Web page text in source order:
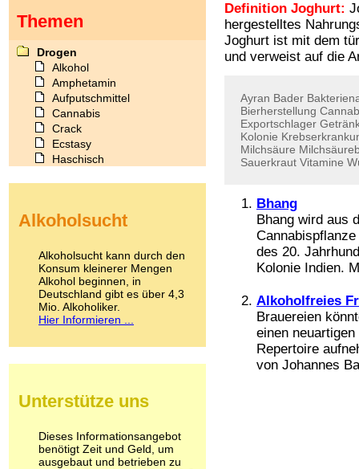
Definition Joghurt:
hergestelltes
Joghurt ist mit dem
und verweist auf die
Ayran Bader
Bierherstellung
Exportschlager
Kolonie
Milchsäure
Sauerkraut Vitamine
Bhang
Bhang wird aus
des 20.
Kolonie Indien.
Alkoholfreies
Brauereien
einen
Repertoire
von Johannes
Themen
Drogen
Alkohol
Amphetamin
Aufputschmittel
Cannabis
Crack
Ecstasy
Haschisch
Kokain
LSD
Marihuana
Medikamente
Meskalin
Metamphetamin
Methadon
Pilze
Psychopharmaka
Schlafmittel
Schmerzmittel
Alkoholsucht
Alkoholsucht kann durch den
Konsum kleinerer Mengen
Alkohol beginnen, in
Deutschland gibt es über 4,3
Mio. Alkoholiker.
Hier Informieren ...
Unterstütze uns
Dieses Informationsangebot
benötigt Zeit und Geld, um
ausgebaut und betrieben zu